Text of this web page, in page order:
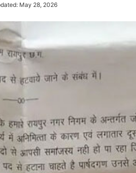
May 28, 2026